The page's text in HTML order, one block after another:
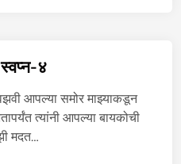
४
आपल्या समोर माझ्याकडून
त्यांनी आपल्या बायकोची
मदत…